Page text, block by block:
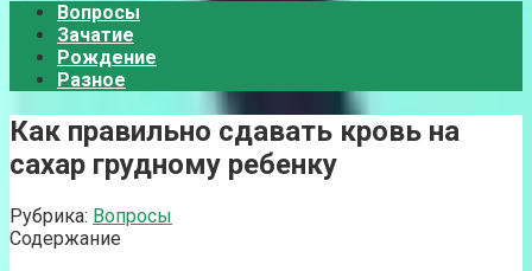
Вопросы
Зачатие
Рождение
Разное
Как правильно сдавать кровь на
сахар грудному ребенку
Рубрика: Вопросы
Содержание